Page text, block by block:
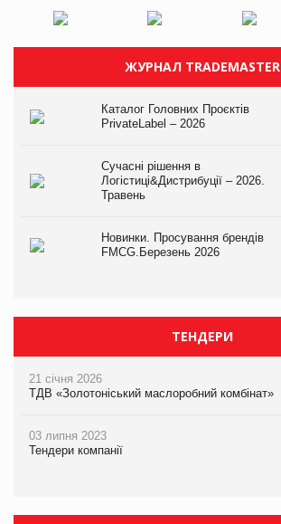
ЖУРНАЛ TRADEMASTER
Каталог Головних Проєктів
PrivateLabel – 2026
Сучасні рішення в
Логістиці&Дистрибуції – 2026.
Травень
Новинки. Просування брендів
FMCG.Березень 2026
ТЕНДЕРИ
21 січня 2026
ТДВ «Золотоніський маслоробний комбінат»
03 липня 2023
Тендери компанії